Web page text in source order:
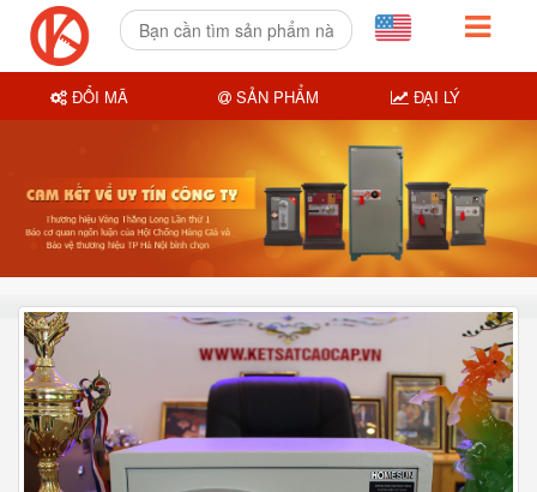
ĐỔI MÃ SẢN PHẨM ĐẠI LÝ